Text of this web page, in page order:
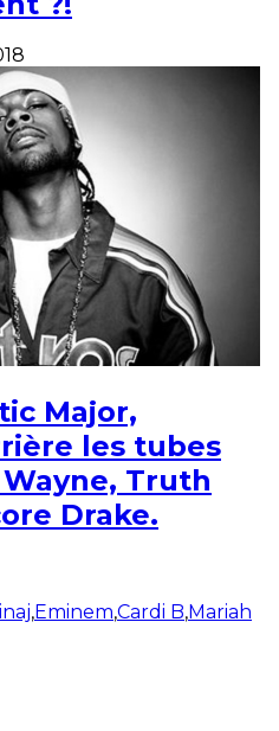
Major,
les tubes
Wayne, Truth
Drake.
,Eminem,Cardi B,Mariah